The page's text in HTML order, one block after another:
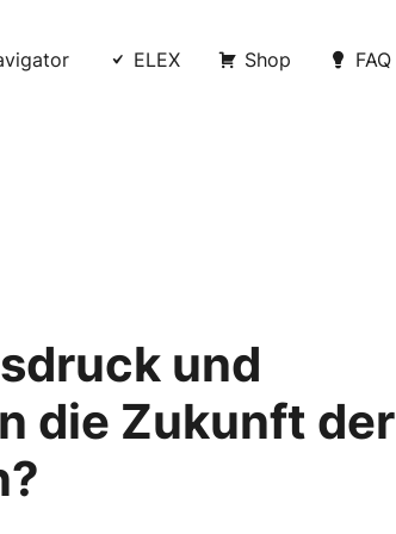
ELEX Shop FAQ
und
die Zukunft der